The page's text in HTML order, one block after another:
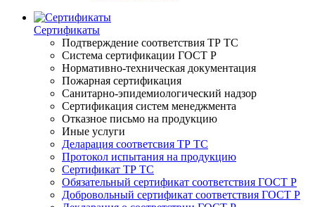
Сертификаты
Подтверждение соответствия ТР ТС
Система сертификации ГОСТ Р
Нормативно-техническая документация
Пожарная сертификация
Санитарно-эпидемиологический надзор
Сертификация систем менеджмента
Отказное письмо на продукцию
Иные услуги
Деларация соответсвия ТР ТС
Протокол испытания на продукцию
Сертификат ТР ТС
Обязательный сертификат соответствия ГОСТ Р
Добровольный сертификат соответствия ГОСТ Р